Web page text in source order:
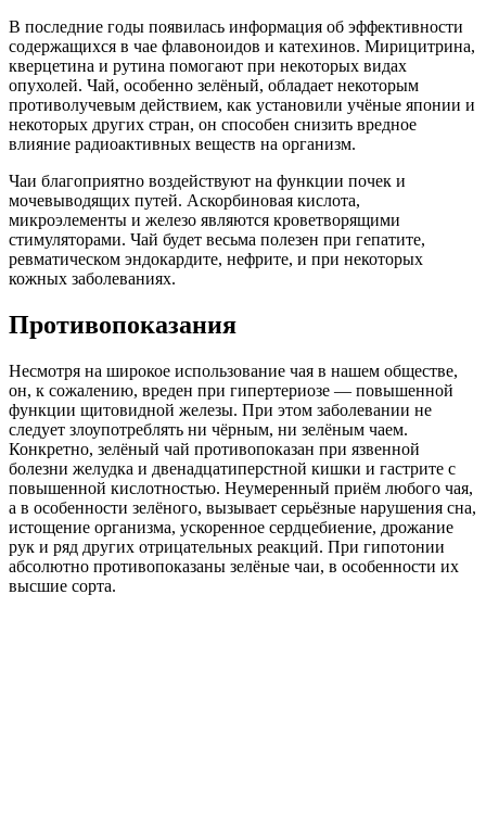
В последние годы появилась информация об эффективности
содержащихся в чае флавоноидов и катехинов. Мирицитрина,
кверцетина и рутина помогают при некоторых видах
опухолей. Чай, особенно зелёный, обладает некоторым
противолучевым действием, как установили учёные японии и
некоторых других стран, он способен снизить вредное
влияние радиоактивных веществ на организм.
Чаи благоприятно воздействуют на функции почек и
мочевыводящих путей. Аскорбиновая кислота,
микроэлементы и железо являются кроветворящими
стимуляторами. Чай будет весьма полезен при гепатите,
ревматическом эндокардите, нефрите, и при некоторых
кожных заболеваниях.
Противопоказания
Несмотря на широкое использование чая в нашем обществе,
он, к сожалению, вреден при гипертериозе — повышенной
функции щитовидной железы. При этом заболевании не
следует злоупотреблять ни чёрным, ни зелёным чаем.
Конкретно, зелёный чай противопоказан при язвенной
болезни желудка и двенадцатиперстной кишки и гастрите с
повышенной кислотностью. Неумеренный приём любого чая,
а в особенности зелёного, вызывает серьёзные нарушения сна,
истощение организма, ускоренное сердцебиение, дрожание
рук и ряд других отрицательных реакций. При гипотонии
абсолютно противопоказаны зелёные чаи, в особенности их
высшие сорта.